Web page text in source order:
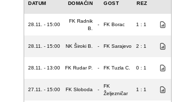
DATUM DOMAĆIN GOST REZ
28.11. - 15:00
FK Radnik
B.
- FK Borac 1 : 1
28.11. - 15:00 NK Široki B. - FK Sarajevo 2 : 1
28.11. - 13:00 FK Rudar P. - FK Tuzla C. 0 : 1
27.11. - 15:00 FK Sloboda -
FK
Željezničar
1 : 1